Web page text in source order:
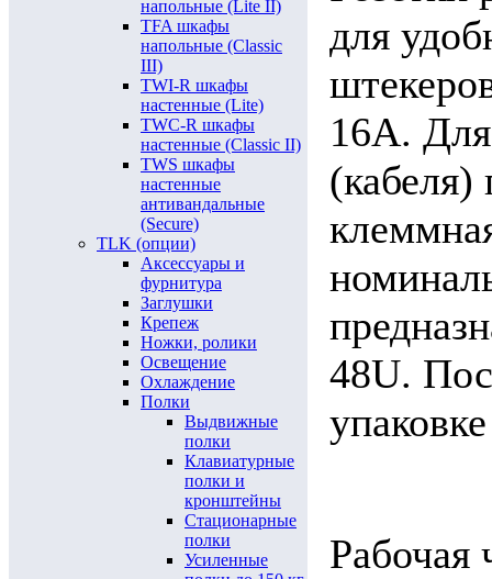
напольные (Lite II)
TFA шкафы
напольные (Classic
III)
TWI-R шкафы
настенные (Lite)
TWC-R шкафы
настенные (Classic II)
TWS шкафы
настенные
антивандальные
(Secure)
TLK (опции)
Аксессуары и
фурнитура
Заглушки
Крепеж
Ножки, ролики
Освещение
Охлаждение
Полки
Выдвижные
полки
Клавиатурные
полки и
кронштейны
Стационарные
полки
Усиленные
для
16А.
(кабеля)
48U.
Рабочая